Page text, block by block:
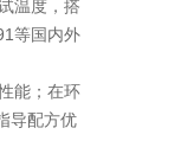
温度，搭
等国内外
能；在环
导配方优